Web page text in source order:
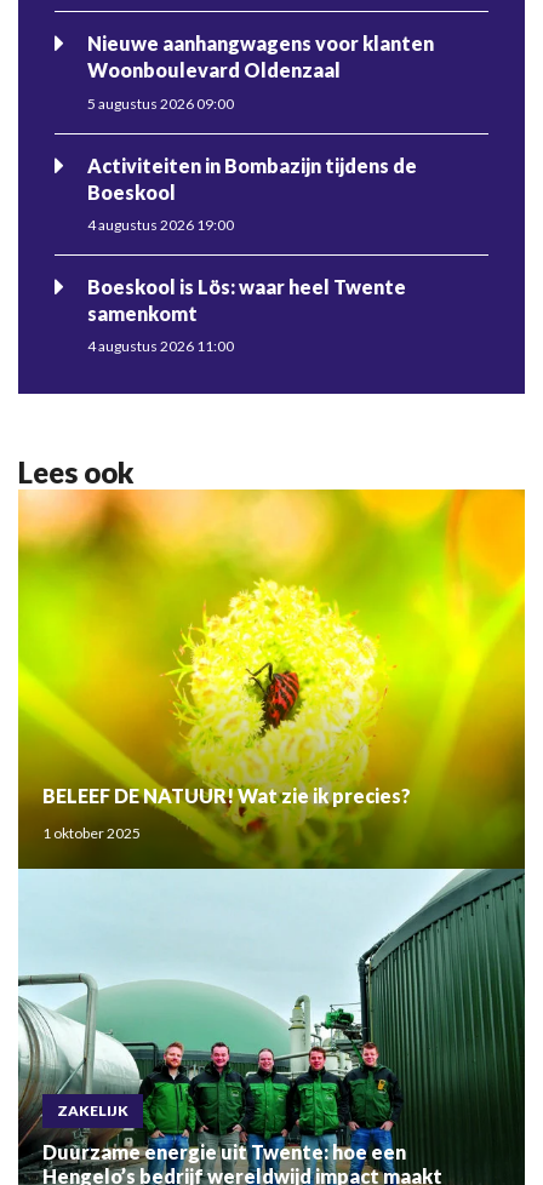
Nieuwe aanhangwagens voor klanten
Woonboulevard Oldenzaal
5 augustus 2026 09:00
Activiteiten in Bombazijn tijdens de
Boeskool
4 augustus 2026 19:00
Boeskool is Lös: waar heel Twente
samenkomt
4 augustus 2026 11:00
Lees ook
BELEEF DE NATUUR! Wat zie ik precies?
1 oktober 2025
ZAKELIJK
Duurzame energie uit Twente: hoe een
Hengelo’s bedrijf wereldwijd impact maakt